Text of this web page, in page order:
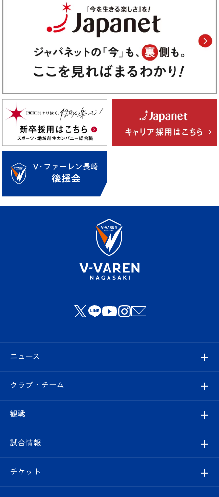
ニュース
すべて
クラブ
試合情報
クラブ・チーム
クラブ概要
エンブレム紹介
観戦
観戦ルール
はじめての観戦ガイド
試合情報
試合日程/結果
チケット